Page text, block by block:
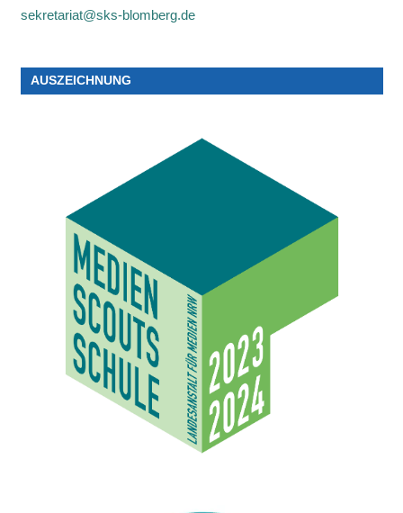
sekretariat@sks-blomberg.de
AUSZEICHNUNG